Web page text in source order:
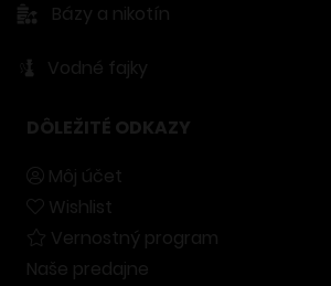
Bázy a nikotín
Vodné fajky
DÔLEŽITÉ ODKAZY
Môj účet
Wishlist
Vernostný program
Naše predajne